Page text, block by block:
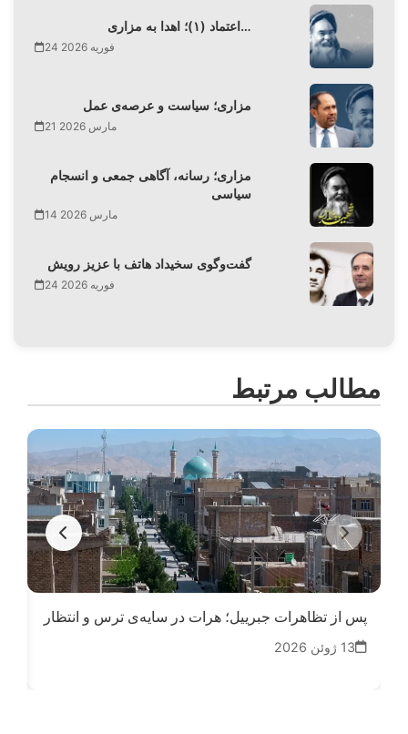
اعتماد (۱)؛ اهدا به مزاری…
24 فوریه 2026
مزاری؛ سیاست و عرصه‌ی عمل
21 مارس 2026
مزاری؛ رسانه، آگاهی جمعی و انسجام
سیاسی
14 مارس 2026
گفت‌وگوی سخیداد هاتف با عزیز رویش
24 فوریه 2026
مطالب مرتبط
پس از تظاهرات جبرییل؛ هرات در سایه‌ی ترس و انتظار
13 ژوئن 2026